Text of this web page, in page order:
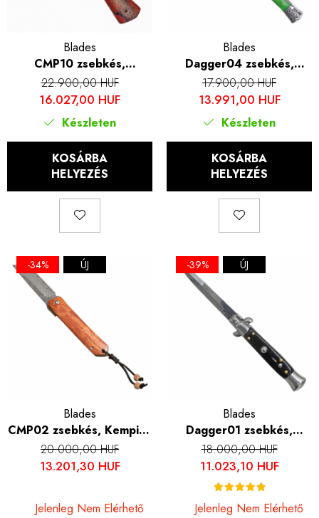
Blades
CMP10 zsebkés,
kempingezés és túrázás,
VG10 damaszkuszi acél,
22.900,00 HUF
16.027,00 HUF
Készleten
KOSÁRBA
HELYEZÉS
Blades
Dagger04 zsebkés,
kempingezés és túrázás,
rozsdamentes acél 7Cr13,
nyél, 23,5 cm
17.900,00 HUF
13.991,00 HUF
Készleten
KOSÁRBA
HELYEZÉS
-34% ÚJ
Blades
CMP02 zsebkés, Kemping
és túrázás, damaszkuszi
acél VG10 mag, fa
20.000,00 HUF
13.201,30 HUF
Jelenleg Nem Elérhető
-39% ÚJ
Blades
Dagger01 zsebkés,
Kemping és túrázás,
rozsdamentes acél
5Cr13lila, fekete gyanta
fogantyú, 22,5 cm
18.000,00 HUF
11.023,10 HUF
Jelenleg Nem Elérhető